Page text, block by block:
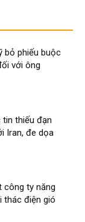
bỏ phiếu buộc
với ông
tin thiếu đạn
Iran, đe dọa
công ty năng
thác điện gió